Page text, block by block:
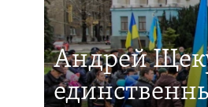
Андрей